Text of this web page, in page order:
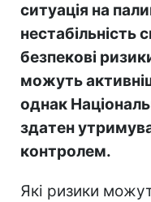
ситуація на
нестабільність
безпекові
можуть
однак
здатен
контролем.
Які ризики